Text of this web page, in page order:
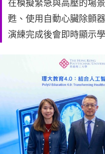
在模擬緊急與高壓的場
甦、使用自動心臟除顫
演練完成後會即時顯示